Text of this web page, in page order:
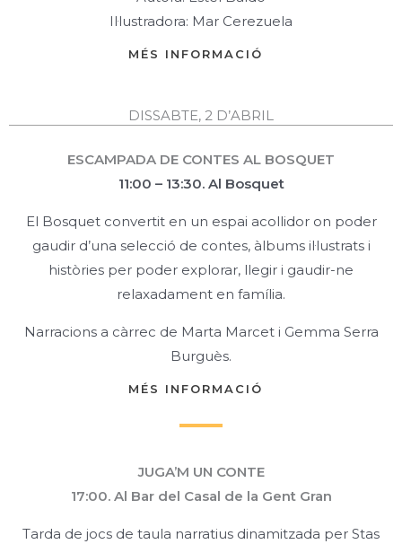
Il·lustradora: Mar Cerezuela
MÉS INFORMACIÓ
DISSABTE, 2 D’ABRIL
ESCAMPADA DE CONTES AL BOSQUET
11:00 – 13:30. Al Bosquet
El Bosquet convertit en un espai acollidor on poder
gaudir d’una selecció de contes, àlbums il·lustrats i
històries per poder explorar, llegir i gaudir-ne
relaxadament en família.
Narracions a càrrec de Marta Marcet i Gemma Serra
Burguès.
MÉS INFORMACIÓ
JUGA’M UN CONTE
17:00. Al Bar del Casal de la Gent Gran
Tarda de jocs de taula narratius dinamitzada per Stas